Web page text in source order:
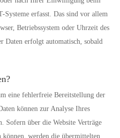
Systeme erfasst. Das sind vor allem
Betriebssystem oder Uhrzeit des
Daten erfolgt automatisch, sobald
eine fehlerfreie Bereitstellung der
können zur Analyse Ihres
Sofern über die Website Verträge
können, werden die übermittelten